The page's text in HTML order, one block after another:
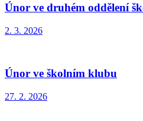
Únor ve druhém oddělení
2. 3. 2026
Únor ve školním klubu
27. 2. 2026